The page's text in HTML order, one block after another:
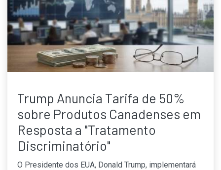
Trump Anuncia Tarifa de 50%
sobre Produtos Canadenses em
Resposta a "Tratamento
Discriminatório"
O Presidente dos EUA, Donald Trump, implementará